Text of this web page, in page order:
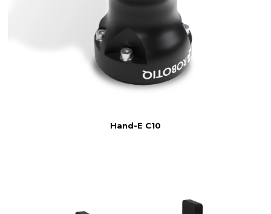
Hand-E C10